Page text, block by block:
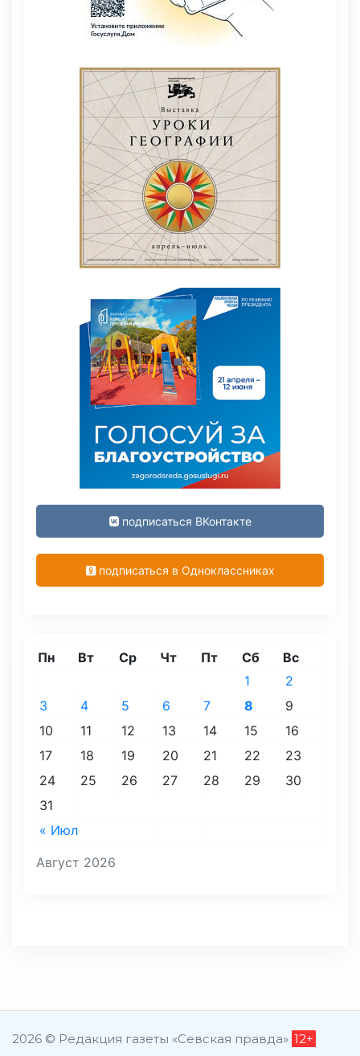
подписаться ВКонтакте
подписаться в Одноклассниках
Август 2026
Пн Вт Ср Чт Пт Сб Вс
« Июл
1
2
3
4 5 6 7 8
9
10
11 12 13 14 15
16
17
18 19 20 21 22
23
24
25 26 27 28 29
30
31
2026 © Редакция газеты «Севская правда» 12+